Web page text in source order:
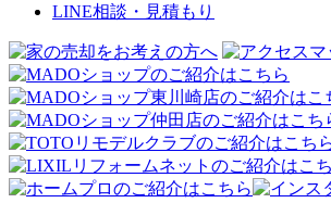
LINE相談・見積もり